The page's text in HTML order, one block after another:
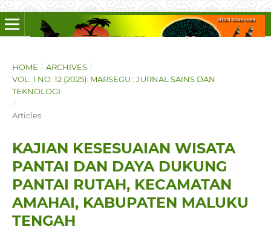
HOME / ARCHIVES /
VOL. 1 NO. 12 (2025): MARSEGU : JURNAL SAINS DAN
TEKNOLOGI
/
Articles
KAJIAN KESESUAIAN WISATA
PANTAI DAN DAYA DUKUNG
PANTAI RUTAH, KECAMATAN
AMAHAI, KABUPATEN MALUKU
TENGAH